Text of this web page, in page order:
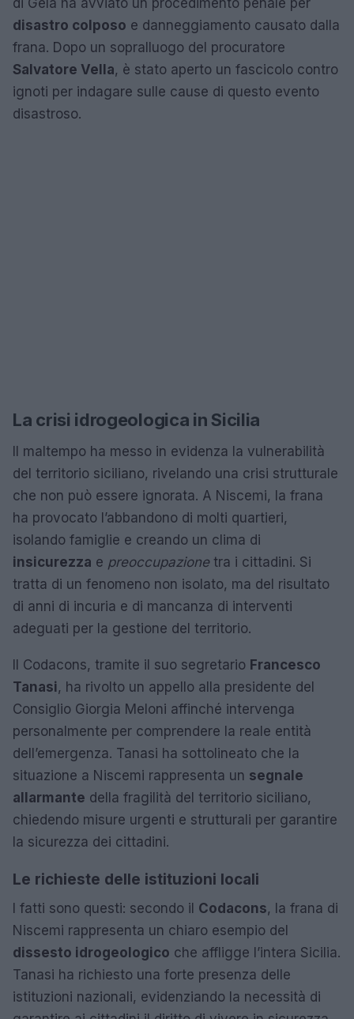
disastro colposo e danneggiamento causato dalla
frana. Dopo un sopralluogo del procuratore
Salvatore Vella, è stato aperto un fascicolo contro
ignoti per indagare sulle cause di questo evento
disastroso.
La crisi idrogeologica in Sicilia
Il maltempo ha messo in evidenza la vulnerabilità
del territorio siciliano, rivelando una crisi strutturale
che non può essere ignorata. A Niscemi, la frana
ha provocato l’abbandono di molti quartieri,
isolando famiglie e creando un clima di
insicurezza e preoccupazionetra i cittadini. Si
tratta di un fenomeno non isolato, ma del risultato
di anni di incuria e di mancanza di interventi
adeguati per la gestione del territorio.
Il Codacons, tramite il suo segretario Francesco
Tanasi, ha rivolto un appello alla presidente del
Consiglio Giorgia Meloni affinché intervenga
personalmente per comprendere la reale entità
dell’emergenza. Tanasi ha sottolineato che la
situazione a Niscemi rappresenta un segnale
allarmante della fragilità del territorio siciliano,
chiedendo misure urgenti e strutturali per garantire
la sicurezza dei cittadini.
Le richieste delle istituzioni locali
I fatti sono questi: secondo il Codacons, la frana di
Niscemi rappresenta un chiaro esempio del
dissesto idrogeologico che affligge l’intera Sicilia.
Tanasi ha richiesto una forte presenza delle
istituzioni nazionali, evidenziando la necessità di